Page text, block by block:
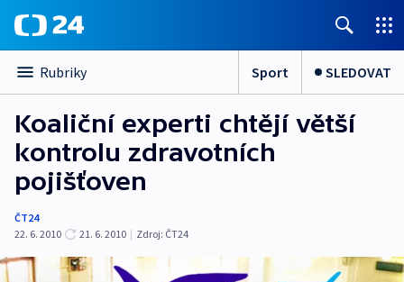
Rubriky Sport SLEDOVAT
Koaliční experti chtějí větší
kontrolu zdravotních
pojišťoven
ČT24
22. 6. 2010
21. 6. 2010 | Zdroj: ČT24